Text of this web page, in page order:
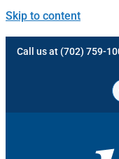
Skip to content
Call us at (702) 759-